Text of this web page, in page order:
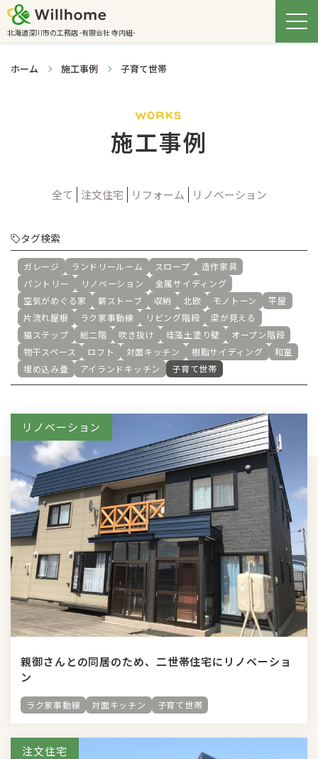
北海道深川市の工務店 -有限会社 寺内組-
ホーム 施工事例 子育て世帯
works
施工事例
全て 注文住宅 リフォーム リノベーション
タグ検索
ガレージ ランドリールーム スロープ
造作家具
パントリー
リノベーション
金属サイディング
空気がめぐる家
薪ストーブ 収納 北欧 モノトーン
平屋
片流れ屋根
ラク家事動線 リビング階段
梁が見える
猫ステップ
総二階 吹き抜け 珪藻土塗り壁
オープン階段
物干スペース
ロフト 対面キッチン 樹脂サイディング
和室
埋め込み畳
アイランドキッチン 子育て世帯
親御さんとの同居のため、二世帯住宅にリノベーショ
ン
ラク家事動線 対面キッチン 子育て世帯
リノベーション
注文住宅